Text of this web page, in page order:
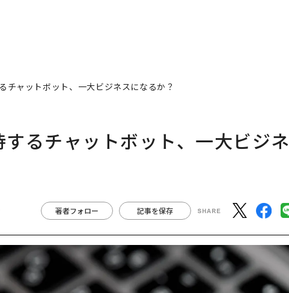
チャットボット、一大ビジネスになるか？
るチャットボット、一大ビジネ
著者フォロー 記事を保存